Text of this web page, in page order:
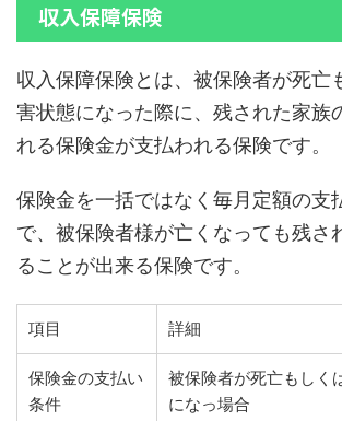
収入保障保険
収入保障保険とは、被保険者が死亡
害状態になった際に、残された家族
れる保険金が支払われる保険です。
保険金を一括ではなく毎月定額の支
で、被保険者様が亡くなっても残さ
ることが出来る保険です。
項目 詳細
保険金の支払い
条件
被保険者が死亡もしく
になっ場合